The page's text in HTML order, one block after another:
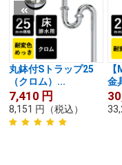
丸鉢付Sトラップ25
（クロム）...
7,410 円
8,151 円 （税込）
金